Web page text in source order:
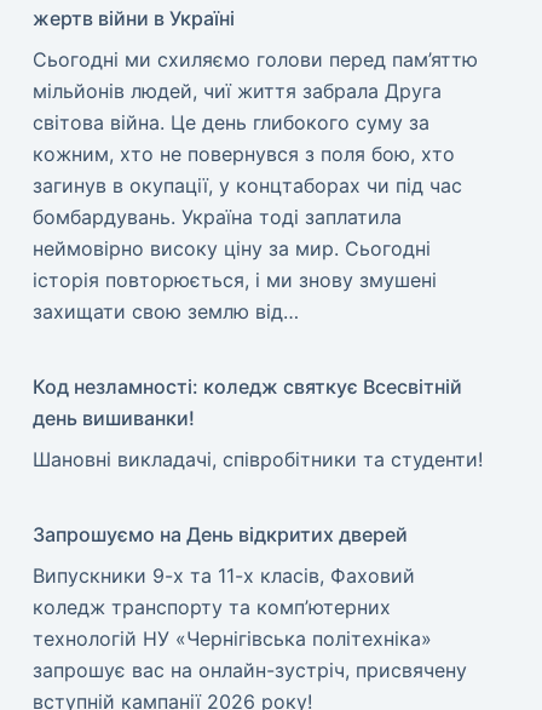
жертв війни в Україні
​Сьогодні ми схиляємо голови перед пам’яттю
мільйонів людей, чиї життя забрала Друга
світова війна. Це день глибокого суму за
кожним, хто не повернувся з поля бою, хто
загинув в окупації, у концтаборах чи під час
бомбардувань. Україна тоді заплатила
неймовірно високу ціну за мир. ​Сьогодні
історія повторюється, і ми знову змушені
захищати свою землю від…
Код незламності: коледж святкує Всесвітній
день вишиванки!
​Шановні викладачі, співробітники та студенти!
Запрошуємо на День відкритих дверей
Випускники 9-х та 11-х класів, Фаховий
коледж транспорту та комп’ютерних
технологій НУ «Чернігівська політехніка»
запрошує вас на онлайн-зустріч, присвячену
вступній кампанії 2026 року!